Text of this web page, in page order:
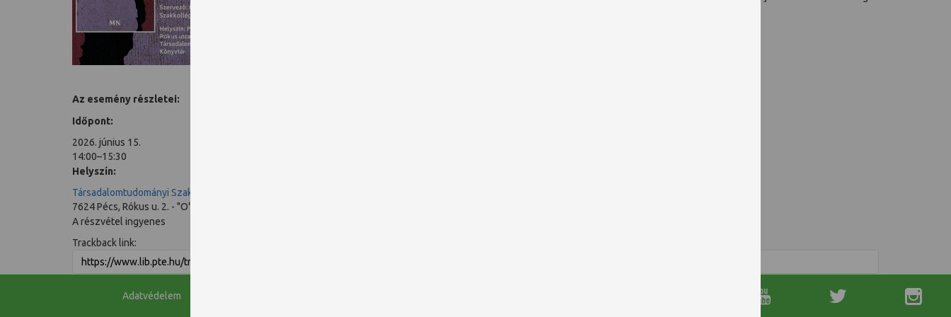
Az esemény részletei:
Időpont:
2026. június 15.
14:00–15:30
Helyszín:
Társadalomtudományi Szakkönyvtár
7624 Pécs, Rókus u. 2. - "O" épület
A részvétel ingyenes
Trackback link:
Adatvédelem